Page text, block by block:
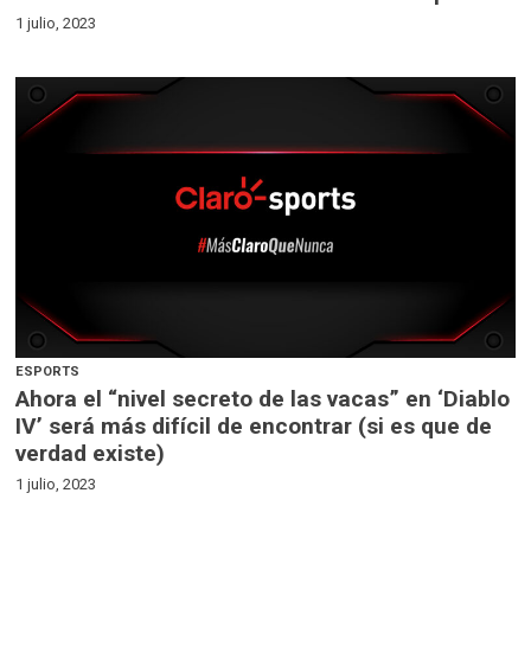
1 julio, 2023
ESPORTS
Ahora el “nivel secreto de las vacas” en ‘Diablo
IV’ será más difícil de encontrar (si es que de
verdad existe)
1 julio, 2023